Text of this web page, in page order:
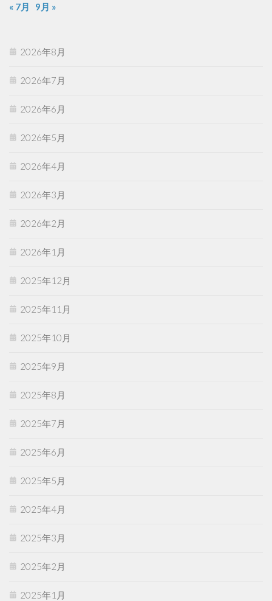
« 7月
9月 »
2026年8月
2026年7月
2026年6月
2026年5月
2026年4月
2026年3月
2026年2月
2026年1月
2025年12月
2025年11月
2025年10月
2025年9月
2025年8月
2025年7月
2025年6月
2025年5月
2025年4月
2025年3月
2025年2月
2025年1月